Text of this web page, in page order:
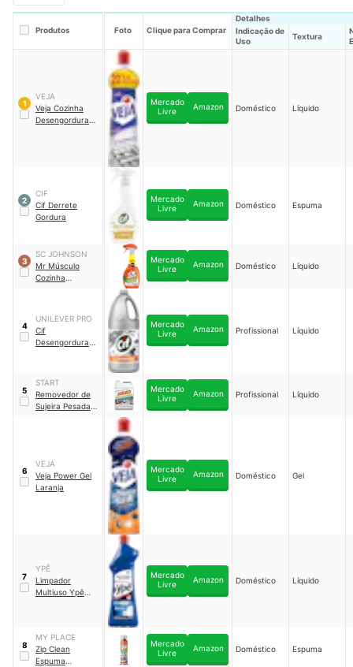
Produtos Foto Clique para Comprar
Detalhes
Indicação de
Uso
Textura
1
VEJA
Veja Cozinha
Desengordurant
Mercado
Livre
Amazon Doméstico Líquido
2
CIF
Cif Derrete
Gordura
Mercado
Livre
Amazon Doméstico Espuma
3
SC JOHNSON
Mr Músculo
Cozinha
Mercado
Livre
Amazon Doméstico Líquido
4
UNILEVER PRO
Cif
Desengordurant
Mercado
Livre
Amazon Profissional Líquido
5
START
Removedor de
Sujeira Pesada
Mercado
Livre
Amazon Profissional Líquido
6
VEJA
Veja Power Gel
Laranja
Mercado
Livre
Amazon Doméstico Gel
7
YPÊ
Limpador
Multiuso Ypê
Mercado
Livre
Amazon Doméstico Líquido
8
MY PLACE
Zip Clean
Espuma
Mercado
Livre
Amazon Doméstico Espuma